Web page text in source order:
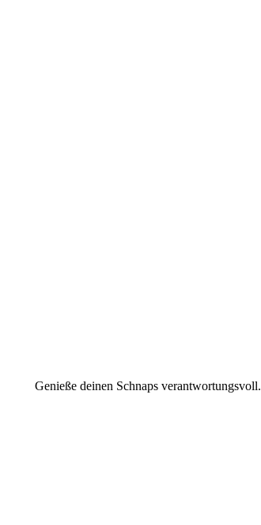
Genieße deinen Schnaps verantwortungsvoll.